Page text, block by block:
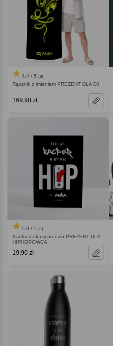
4.4 / 5 (9)
Ręcznik z imieniem PREZENT DLA DJ
169,90 zł
5.0 / 5 (1)
Kartka z okazji urodzin PREZENT DLA
HIPHOPOWCA
19,90 zł